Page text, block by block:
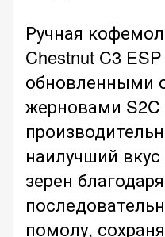
Ручная
Chestnut C3
обновленными
жерновами
наилучший
зерен благодаря
помолу,